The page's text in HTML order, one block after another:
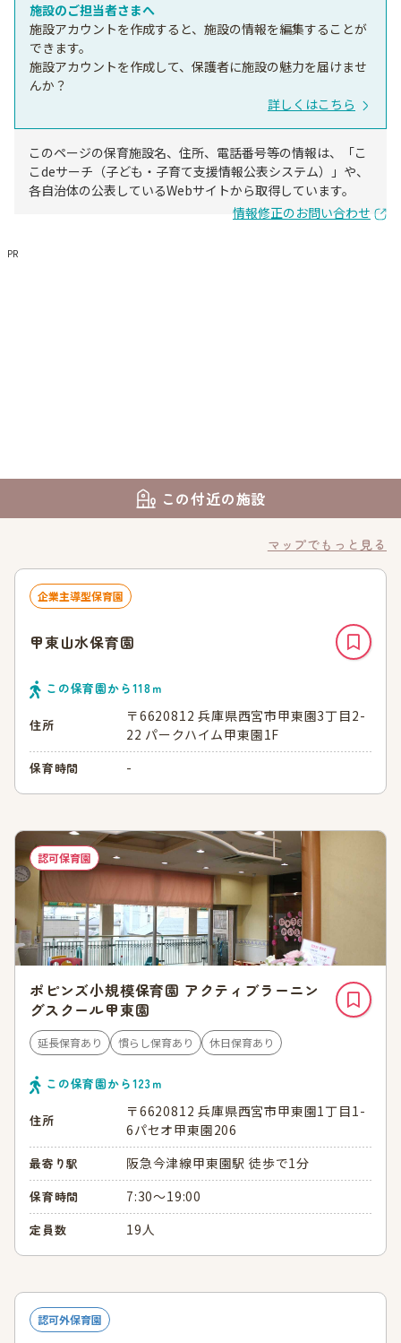
施設のご担当者さまへ
施設アカウントを作成すると、施設の情報を編集することが
できます。
施設アカウントを作成して、保護者に施設の魅力を届けませ
んか？
詳しくはこちら
このページの保育施設名、住所、電話番号等の情報は、「こ
こdeサーチ（子ども・子育て支援情報公表システム）」や、
各自治体の公表しているWebサイトから取得しています。
情報修正のお問い合わせ
PR
この付近の施設
マップでもっと見る
企業主導型保育園
甲東山水保育園
この保育園から118ｍ
住所
〒6620812 兵庫県西宮市甲東園3丁目2-
22 パークハイム甲東園1F
保育時間 -
認可保育園
ポピンズ小規模保育園 アクティブラーニン
グスクール甲東園
延長保育あり 慣らし保育あり 休日保育あり
この保育園から123ｍ
住所
〒6620812 兵庫県西宮市甲東園1丁目1-
6パセオ甲東園206
最寄り駅 阪急今津線甲東園駅 徒歩で1分
保育時間 7:30～19:00
定員数 19人
認可外保育園